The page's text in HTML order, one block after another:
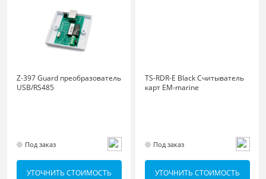
Z-397 Guard преобразователь
USB/RS485
Под заказ
УТОЧНИТЬ СТОИМОСТЬ
TS-RDR-E Black Считыватель
карт EM-marine
Под заказ
УТОЧНИТЬ СТОИМОСТЬ